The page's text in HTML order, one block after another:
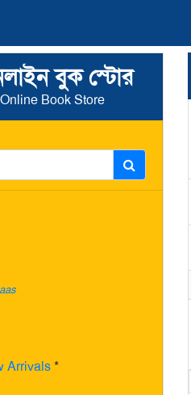
বুক স্টোর
Book Store
Arrivals*